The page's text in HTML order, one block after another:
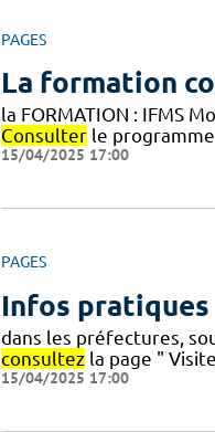
PAGES
La formation
la FORMATION : IFMS
Consulterle programme
15/04/2025 17:00
PAGES
Infos pratiques
dans les préfectures,
consultezla page "
15/04/2025 17:00